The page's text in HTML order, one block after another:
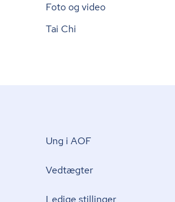
Foto og video
Tai Chi
Ung i AOF
Vedtægter
Ledige stillinger